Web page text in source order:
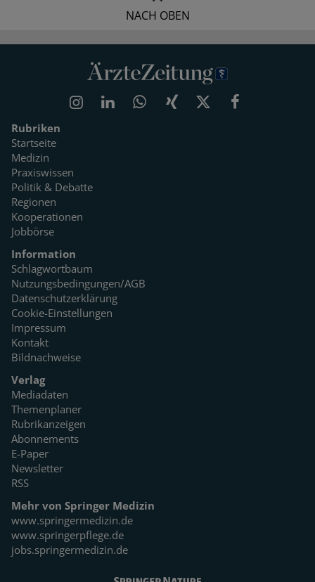
NACH OBEN
Rubriken
Startseite
Medizin
Praxiswissen
Politik & Debatte
Regionen
Kooperationen
Jobbörse
Information
Schlagwortbaum
Nutzungsbedingungen/AGB
Datenschutzerklärung
Cookie-Einstellungen
Impressum
Kontakt
Bildnachweise
Verlag
Mediadaten
Themenplaner
Rubrikanzeigen
Abonnements
E-Paper
Newsletter
RSS
Mehr von Springer Medizin
www.springermedizin.de
www.springerpflege.de
jobs.springermedizin.de